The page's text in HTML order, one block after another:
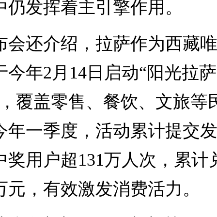
仍发挥着主引擎作用。
介绍，拉萨作为西藏唯
今年2月14日启动“阳光拉
覆盖零售、餐饮、文旅等
年一季度，活动累计提交
奖用户超131万人次，累计
元，有效激发消费活力。